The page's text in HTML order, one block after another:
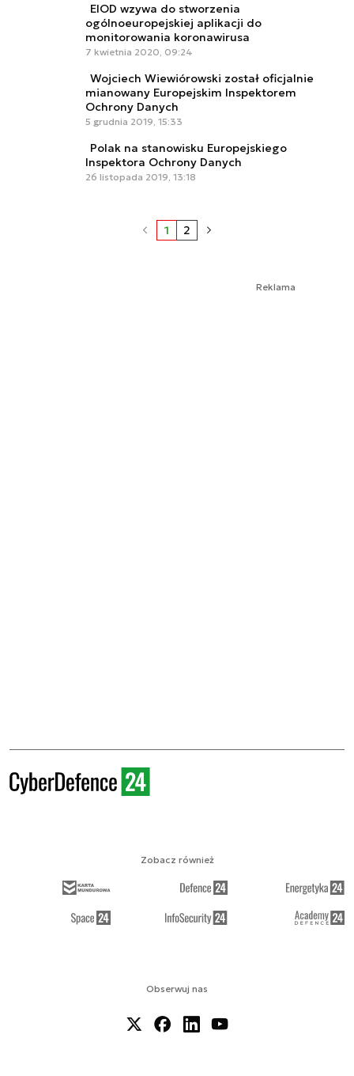
EIOD wzywa do stworzenia
ogólnoeuropejskiej aplikacji do
monitorowania koronawirusa
7 kwietnia 2020, 09:24
Wojciech Wiewiórowski został oficjalnie
mianowany Europejskim Inspektorem
Ochrony Danych
5 grudnia 2019, 15:33
Polak na stanowisku Europejskiego
Inspektora Ochrony Danych
26 listopada 2019, 13:18
1 2
Reklama
Obserwuj nas
Zobacz również